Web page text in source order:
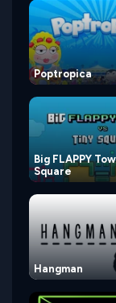
Poptropica
Big FLAPPY
Square
Hangman